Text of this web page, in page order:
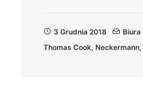
3 Grudnia 2018 Biura
Thomas Cook, Neckermann,